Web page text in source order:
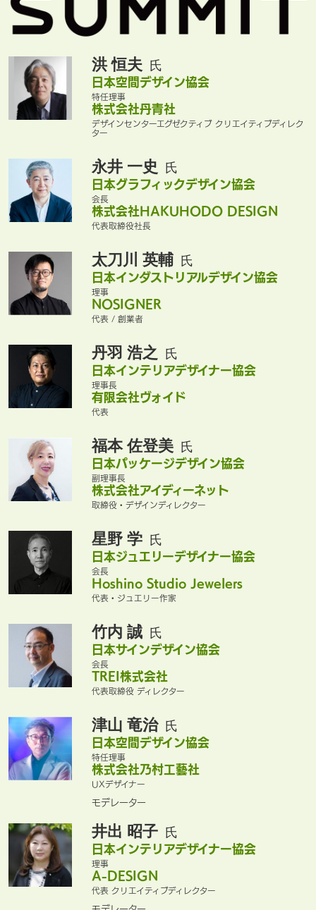
洪 恒夫 氏
日本空間デザイン協会
特任理事
株式会社丹青社
デザインセンターエグゼクティブ クリエイティブディレク
ター
永井 一史 氏
日本グラフィックデザイン協会
会長
株式会社HAKUHODO DESIGN
代表取締役社長
太刀川 英輔 氏
日本インダストリアルデザイン協会
理事
NOSIGNER
代表 / 創業者
丹羽 浩之 氏
日本インテリアデザイナー協会
理事長
有限会社ヴォイド
代表
福本 佐登美 氏
日本パッケージデザイン協会
副理事長
株式会社アイディーネット
取締役・デザインディレクター
星野 学 氏
日本ジュエリーデザイナー協会
会長
Hoshino Studio Jewelers
代表・ジュエリー作家
竹内 誠 氏
日本サインデザイン協会
会長
TREI株式会社
代表取締役 ディレクター
津山 竜治 氏
日本空間デザイン協会
特任理事
株式会社乃村工藝社
UXデザイナー
モデレーター
井出 昭子 氏
日本インテリアデザイナー協会
理事
A-DESIGN
代表 クリエイティブディレクター